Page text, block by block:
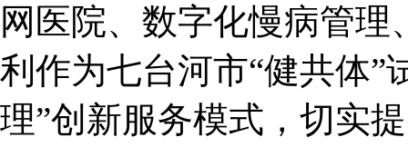
网医院、数字化慢病管
利作为七台河市“健共体”
理”创新服务模式，切实